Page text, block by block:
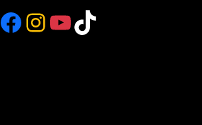
Facebook
Instagram
YouTube
TikTok